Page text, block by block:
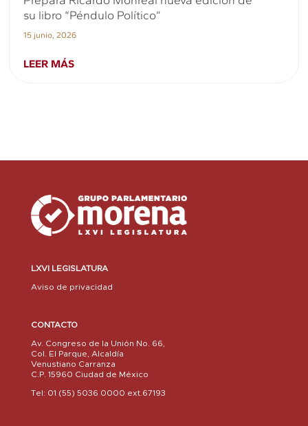
su libro “Péndulo Político”
15 junio, 2026
LEER MÁS
LXVI LEGISLATURA
Aviso de privacidad
CONTACTO
Av. Congreso de la Unión No. 66,
Col. El Parque, Alcaldía
Venustiano Carranza
C.P. 15960 Ciudad de México
Tel: 01 (55) 5036 0000 ext.67193